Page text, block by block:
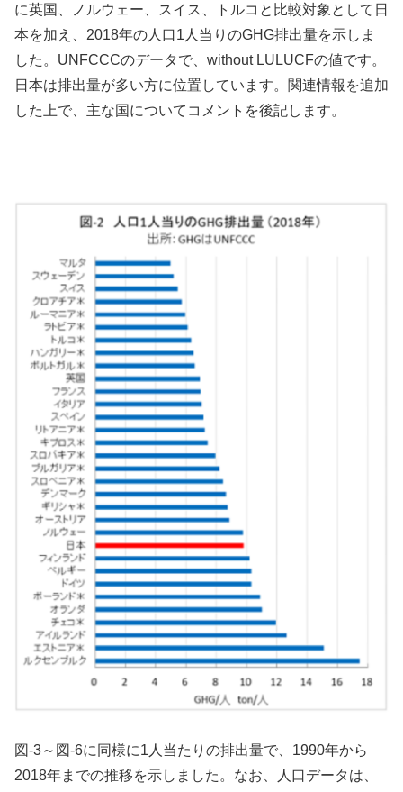
に英国、ノルウェー、スイス、トルコと比較対象として日
本を加え、2018年の人口1人当りのGHG排出量を示しま
した。UNFCCCのデータで、without LULUCFの値です。
日本は排出量が多い方に位置しています。関連情報を追加
した上で、主な国についてコメントを後記します。
図-3～図-6に同様に1人当たりの排出量で、1990年から
2018年までの推移を示しました。なお、人口データは、